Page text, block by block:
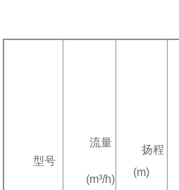
型号
流量
(m³/h)
扬程
(m)